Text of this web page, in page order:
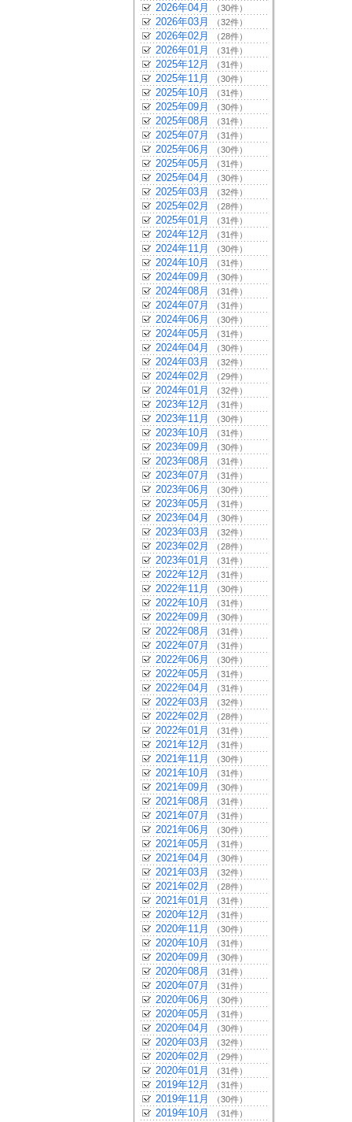
2026年04月 （30件）
2026年03月 （32件）
2026年02月 （28件）
2026年01月 （31件）
2025年12月 （31件）
2025年11月 （30件）
2025年10月 （31件）
2025年09月 （30件）
2025年08月 （31件）
2025年07月 （31件）
2025年06月 （30件）
2025年05月 （31件）
2025年04月 （30件）
2025年03月 （32件）
2025年02月 （28件）
2025年01月 （31件）
2024年12月 （31件）
2024年11月 （30件）
2024年10月 （31件）
2024年09月 （30件）
2024年08月 （31件）
2024年07月 （31件）
2024年06月 （30件）
2024年05月 （31件）
2024年04月 （30件）
2024年03月 （32件）
2024年02月 （29件）
2024年01月 （32件）
2023年12月 （31件）
2023年11月 （30件）
2023年10月 （31件）
2023年09月 （30件）
2023年08月 （31件）
2023年07月 （31件）
2023年06月 （30件）
2023年05月 （31件）
2023年04月 （30件）
2023年03月 （32件）
2023年02月 （28件）
2023年01月 （31件）
2022年12月 （31件）
2022年11月 （30件）
2022年10月 （31件）
2022年09月 （30件）
2022年08月 （31件）
2022年07月 （31件）
2022年06月 （30件）
2022年05月 （31件）
2022年04月 （31件）
2022年03月 （32件）
2022年02月 （28件）
2022年01月 （31件）
2021年12月 （31件）
2021年11月 （30件）
2021年10月 （31件）
2021年09月 （30件）
2021年08月 （31件）
2021年07月 （31件）
2021年06月 （30件）
2021年05月 （31件）
2021年04月 （30件）
2021年03月 （32件）
2021年02月 （28件）
2021年01月 （31件）
2020年12月 （31件）
2020年11月 （30件）
2020年10月 （31件）
2020年09月 （30件）
2020年08月 （31件）
2020年07月 （31件）
2020年06月 （30件）
2020年05月 （31件）
2020年04月 （30件）
2020年03月 （32件）
2020年02月 （29件）
2020年01月 （31件）
2019年12月 （31件）
2019年11月 （30件）
2019年10月 （31件）